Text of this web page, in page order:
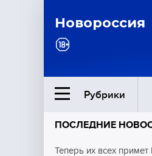
Новороссия
Рубрики
Ближний
ПОСЛЕДНИЕ
Теперь их всех примет